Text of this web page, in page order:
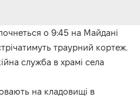
о 9:45 на Майдані
траурний кортеж.
служба в храмі села
на кладовищі в